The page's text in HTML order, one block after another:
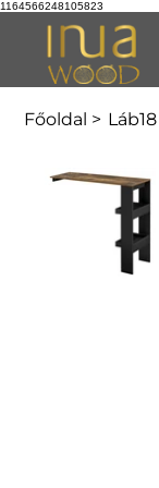
1164566248105823
Főoldal > Láb18